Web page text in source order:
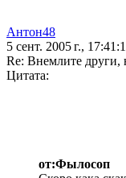
Антон48
5 сент. 2005 г.,
Re: Внемлите други,
Цитата:
от:Фылосоп